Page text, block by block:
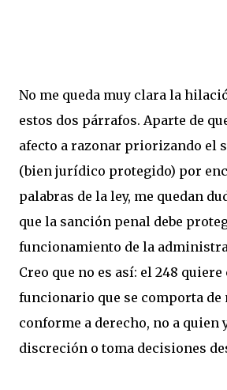
No me queda muy clara la
estos dos párrafos. Aparte de
afecto a razonar priorizando el
(bien jurídico protegido) por
palabras de la ley, me quedan
que la sanción penal debe
funcionamiento de la
Creo que no es así: el 248
funcionario que se comporta de
conforme a derecho, no a quien
discreción o toma decisiones